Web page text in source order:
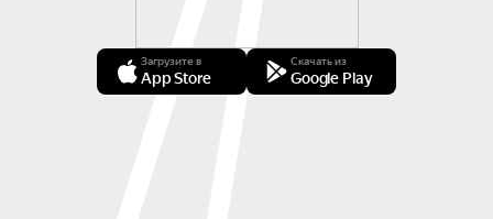
Загрузите в
App Store
Скачать из
Google Play